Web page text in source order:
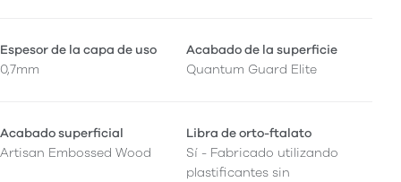
Espesor de la capa de uso
0,7mm
Acabado de la superficie
Quantum Guard Elite
Acabado superficial
Artisan Embossed Wood
Libra de orto-ftalato
Sí - Fabricado utilizando
plastificantes sin